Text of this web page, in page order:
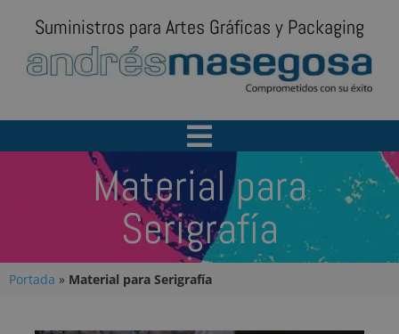
Suministros para Artes Gráficas y Packaging
Material para
Serigrafía
Portada » Material para Serigrafía